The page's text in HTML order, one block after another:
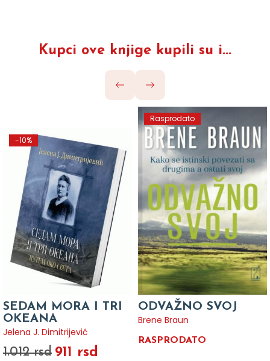
Kupci ove knjige kupili su i...
-10%
SEDAM MORA I TRI
OKEANA
Jelena J. Dimitrijević
1.012 rsd 911 rsd
Rasprodato
ODVAŽNO SVOJ
Brene Braun
RASPRODATO